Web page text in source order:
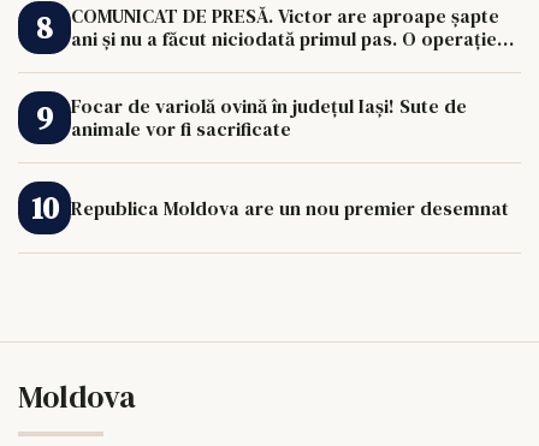
COMUNICAT DE PRESĂ. Victor are aproape șapte
ani și nu a făcut niciodată primul pas. O operație
Focar de variolă ovină în județul Iași! Sute de
animale vor fi sacrificate
Republica Moldova are un nou premier desemnat
Moldova